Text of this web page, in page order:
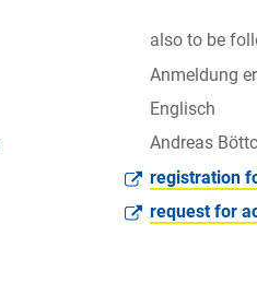
also to be
Anmeldung
Englisch
Andreas
registration
request for